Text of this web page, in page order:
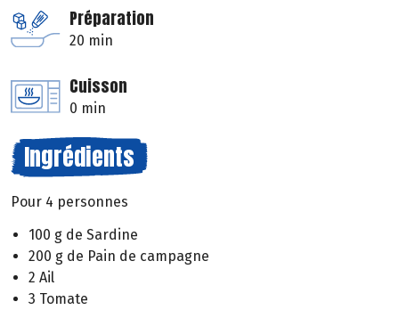
Préparation
20 min
Cuisson
0 min
Ingrédients
Pour 4 personnes
100 g de Sardine
200 g de Pain de campagne
2 Ail
3 Tomate